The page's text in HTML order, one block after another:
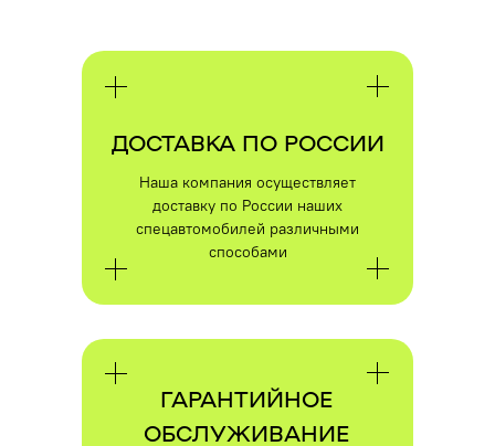
ДОСТАВКА ПО РОССИИ
ГАРАНТИЙНОЕ
ОБСЛУЖИВАНИЕ
Наша компания осуществляет
доставку по России наших
спецавтомобилей различными
способами